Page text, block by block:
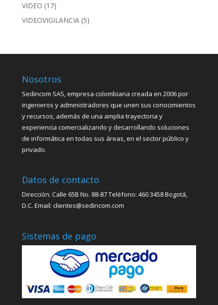
VIDEO (17)
VIDEOVIGILANCIA (5)
Nosotros
Sedincom SAS, empresa colombiana creada en 2006 por
ingenieros y administradores que unen sus conocimientos
y recursos, además de una amplia trayectoria y
experiencia comercializando y desarrollando soluciones
de informática en todas sus áreas, en el sector público y
privado.
Datos de contacto
Dirección: Calle 65B No. 88-87 Teléfono: 460 3458 Bogotá,
D.C. Email: clientes@sedincom.com
Sistemas de pago